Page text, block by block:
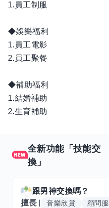
1.員工制服
◆娛樂福利
1.員工電影
2.員工聚餐
◆補助福利
1.結婚補助
2.生育補助
全新功能「技能交
換」
跟男神交換嗎？
擅長
音樂欣賞
顧問